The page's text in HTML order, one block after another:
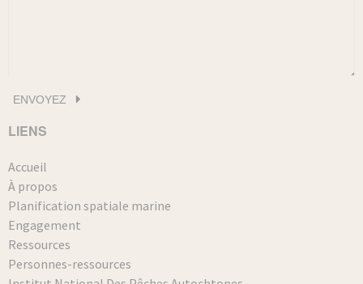
LIENS
Accueil
À propos
Planification spatiale marine
Engagement
Ressources
Personnes-ressources